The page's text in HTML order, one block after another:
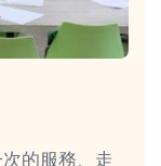
的服務、走